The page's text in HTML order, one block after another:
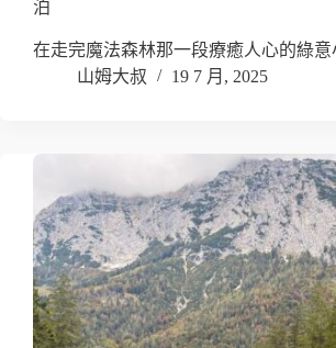
泊
在走完魔法森林那一段療癒人心的綠
山姆大叔
19 7 月, 2025